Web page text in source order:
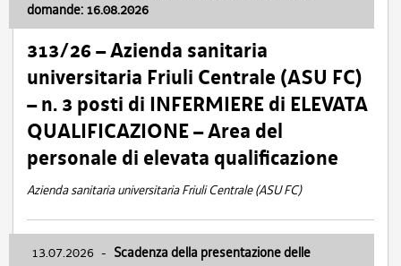
domande: 16.08.2026
313/26 – Azienda sanitaria
universitaria Friuli Centrale (ASU FC)
– n. 3 posti di INFERMIERE di ELEVATA
QUALIFICAZIONE – Area del
personale di elevata qualificazione
Azienda sanitaria universitaria Friuli Centrale (ASU FC)
13.07.2026 - Scadenza della presentazione delle